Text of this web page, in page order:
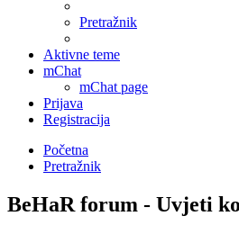
Pretražnik
Aktivne teme
mChat
mChat page
Prijava
Registracija
Početna
Pretražnik
BeHaR forum - Uvjeti